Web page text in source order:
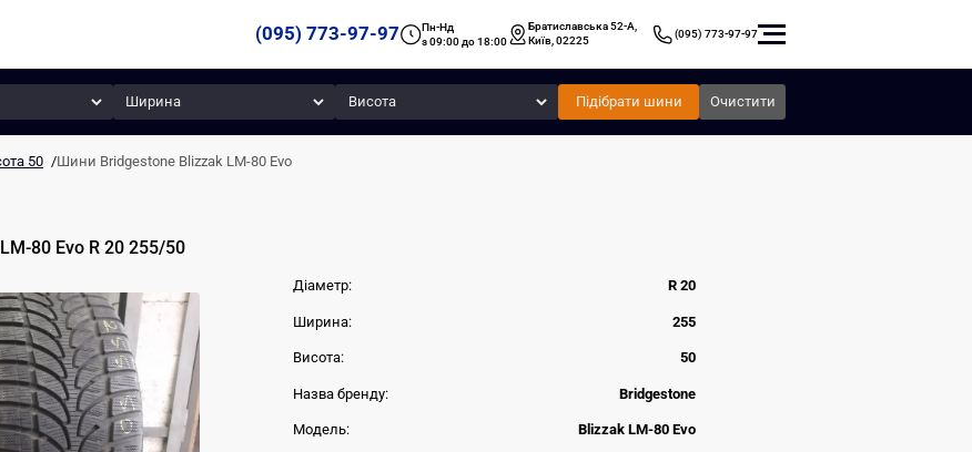
(095) 773-97-97
Пн-Нд
з 09:00 до 18:00
Братиславська 52-А,
Київ, 02225
(095) 773-97-97
Ширина Висота
Підібрати шини Очистити
50 /Шини Bridgestone Blizzak LM-80 Evo
80 Evo R 20 255/50
Діаметр: R 20
Ширина: 255
Висота: 50
Назва бренду: Bridgestone
Модель: Blizzak LM-80 Evo